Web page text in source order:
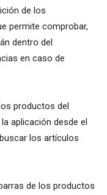
de los
permite comprobar,
dentro del
en caso de
productos del
aplicación desde el
los artículos
de los productos